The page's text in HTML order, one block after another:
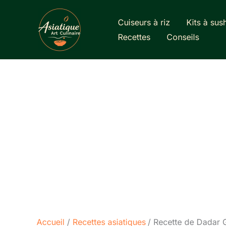
Cuiseurs à riz Kits à
Recettes
Conseils
Accueil Recettes asiatiques Recette de Dadar